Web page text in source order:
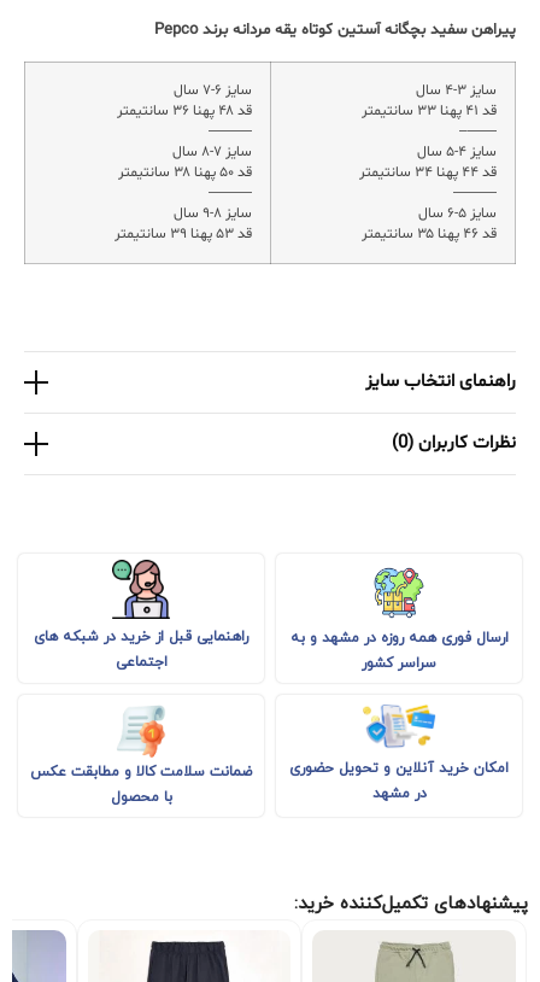
پیراهن سفید بچگانه آستین کوتاه یقه مردانه برند Pepco
سایز ۳-۴ سال
قد ۴۱ پهنا ۳۳ سانتیمتر
——–
سایز ۴-۵ سال
قد ۴۴ پهنا ۳۴ سانتیمتر
———
سایز ۵-۶ سال
قد ۴۶ پهنا ۳۵ سانتیمتر
سایز ۶-۷ سال
قد ۴۸ پهنا ۳۶ سانتیمتر
———
سایز ۷-۸ سال
قد ۵۰ پهنا ۳۸ سانتیمتر
———
سایز ۸-۹ سال
قد ۵۳ پهنا ۳۹ سانتیمتر
راهنمای انتخاب سایز
نظرات کاربران (0)
ارسال فوری همه روزه در مشهد و به
سراسر کشور
راهنمایی قبل از خرید در شبکه های
اجتماعی
امکان خرید آنلاین و تحویل حضوری
در مشهد
ضمانت سلامت کالا و مطابقت عکس
با محصول
پیشنهادهای تکمیل‌کننده خرید: